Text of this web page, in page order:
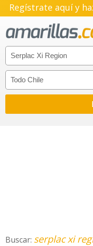
Regístrate aquí y
Buscar: serplac xi